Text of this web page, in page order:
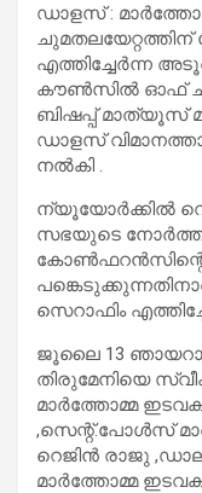
ഡാളസ് :
എത്തിച്ചേർന്ന
കൗൺസിൽ ഓഫ്
ബിഷപ്പ് മാത്യൂസ്
ഡാളസ്
നൽകി .
ന്യൂയോർക്കിൽ
സഭയുടെ നോർത്ത്
കോൺഫറൻസിന്റെ
സെറാഫിം
ജൂലൈ 13
തിരുമേനിയെ
മാർത്തോമ്മ
,സെന്റ്.പോൾസ്
റെജിൻ രാജു
മാർത്തോമ്മ